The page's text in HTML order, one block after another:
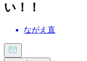
い！！
ながえ直